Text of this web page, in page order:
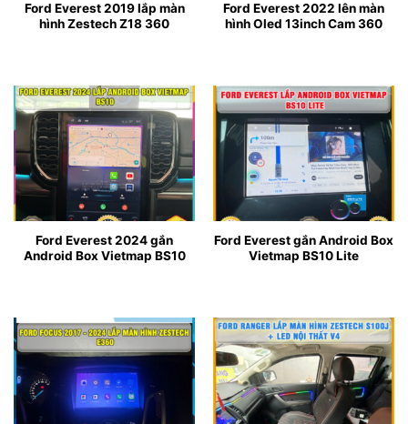
Ford Everest 2019 lắp màn
hình Zestech Z18 360
Ford Everest 2022 lên màn
hình Oled 13inch Cam 360
Ford Everest 2024 gắn
Android Box Vietmap BS10
Ford Everest gắn Android Box
Vietmap BS10 Lite